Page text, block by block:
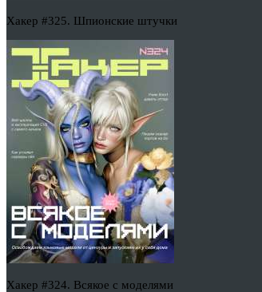
Хакер #325. Шпионские штучки
Хакер #324. Всякое с моделями